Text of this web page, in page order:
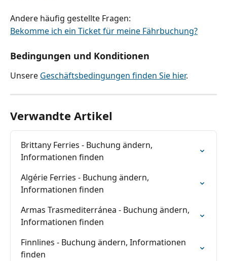
Andere häufig gestellte Fragen:
Bekomme ich ein Ticket für meine Fährbuchung?
Bedingungen und Konditionen
Unsere Geschäftsbedingungen finden Sie hier.
Verwandte Artikel
Brittany Ferries - Buchung ändern,
Informationen finden
Algérie Ferries - Buchung ändern,
Informationen finden
Armas Trasmediterránea - Buchung ändern,
Informationen finden
Finnlines - Buchung ändern, Informationen
finden